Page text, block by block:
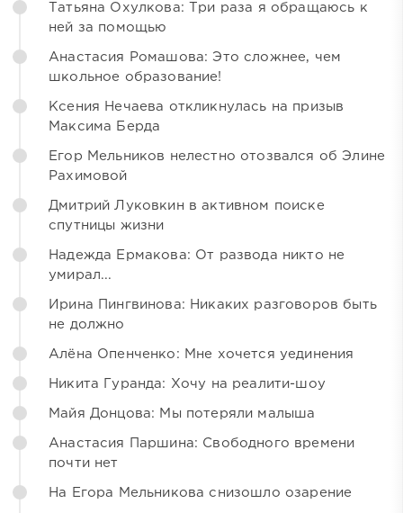
Татьяна Охулкова: Три раза я обращаюсь к
ней за помощью
Анастасия Ромашова: Это сложнее, чем
школьное образование!
Ксения Нечаева откликнулась на призыв
Максима Берда
Егор Мельников нелестно отозвался об Элине
Рахимовой
Дмитрий Луковкин в активном поиске
спутницы жизни
Надежда Ермакова: От развода никто не
умирал...
Ирина Пингвинова: Никаких разговоров быть
не должно
Алёна Опенченко: Мне хочется уединения
Никита Гуранда: Хочу на реалити-шоу
Майя Донцова: Мы потеряли малыша
Анастасия Паршина: Свободного времени
почти нет
На Егора Мельникова снизошло озарение